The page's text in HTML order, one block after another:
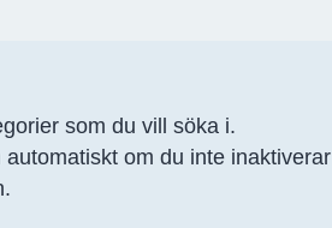
som du vill söka i.
om du inte inaktiverar